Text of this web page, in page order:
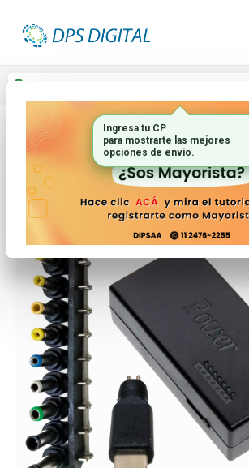
Inicio Computacion_2 Perifericos
Ingresa tu CP
para mostrarte las mejores
opciones de envío.